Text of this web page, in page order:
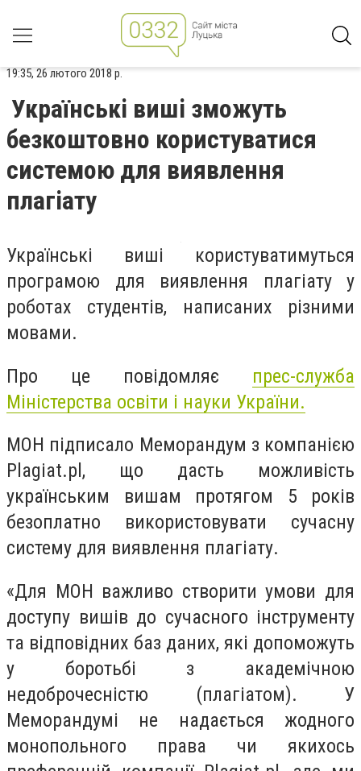
19:35, 26 лютого 2018 р.
Українські виші зможуть
безкоштовно користуватися
системою для виявлення
плагіату
Українські виші користуватимуться
програмою для виявлення плагіату у
роботах студентів, написаних різними
мовами.
Про це повідомляє прес-служба
Міністерства освіти і науки України.
МОН підписало Меморандум з компанією
Plagiat.pl, що дасть можливість
українським вишам протягом 5 років
безоплатно використовувати сучасну
систему для виявлення плагіату.
«Для МОН важливо створити умови для
доступу вишів до сучасного інструменту
та відповідних баз даних, які допоможуть
у боротьбі з академічною
недоброчесністю (плагіатом). У
Меморандумі не надається жодного
монопольного права чи якихось